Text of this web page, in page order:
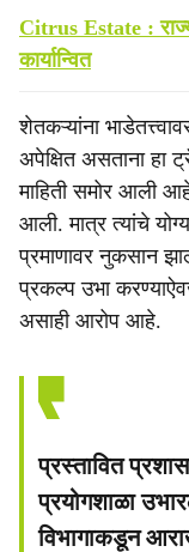
Citrus Estate :
कार्यान्वित
शेतकऱ्यांना
अपेक्षित असताना हा
माहिती समोर आली
आली. मात्र त्यांचे
प्रमाणावर नुकसान
प्रकल्प उभा
असाही आरोप आहे.
प्रस्तावित
प्रयोगशाळा
विभागाकडून